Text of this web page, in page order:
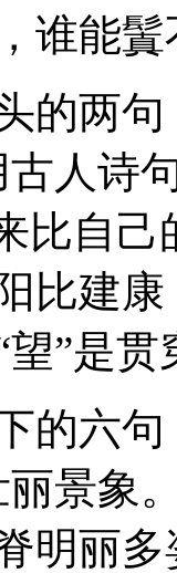
谁能鬒
两句
人诗
比自
比建
”是
六句
景象
明丽